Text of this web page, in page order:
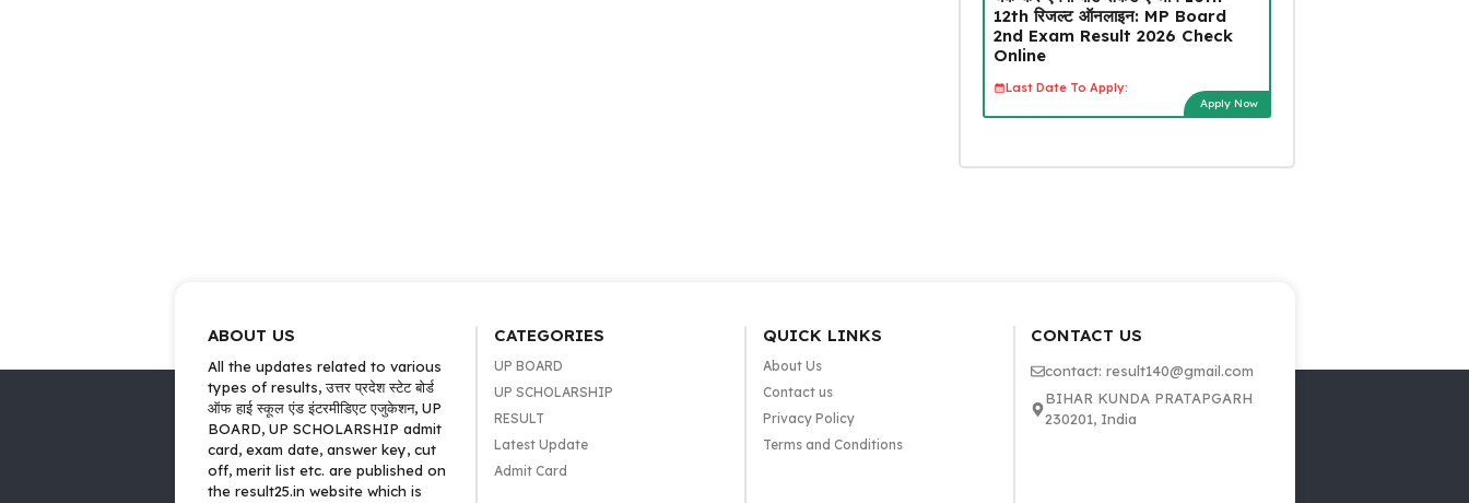
12th रिजल्ट ऑनलाइन: MP Board
2nd Exam Result 2026 Check
Online
Last Date To Apply:
Apply Now
ABOUT US
All the updates related to various
types of results, उत्तर प्रदेश स्टेट बोर्ड
ऑफ हाई स्कूल एंड इंटरमीडिएट एजुकेशन, UP
BOARD, UP SCHOLARSHIP admit
card, exam date, answer key, cut
off, merit list etc. are published on
the result25.in website which is
CATEGORIES
UP BOARD
UP SCHOLARSHIP
RESULT
Latest Update
Admit Card
QUICK LINKS
About Us
Contact us
Privacy Policy
Terms and Conditions
CONTACT US
contact: result140@gmail.com
BIHAR KUNDA PRATAPGARH
230201, India